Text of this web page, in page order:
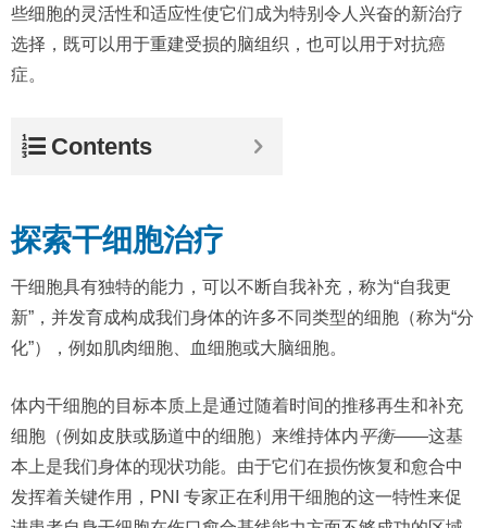
些细胞的灵活性和适应性使它们成为特别令人兴奋的新治疗
选择，既可以用于重建受损的脑组织，也可以用于对抗癌
症。
Contents
探索干细胞治疗
干细胞具有独特的能力，可以不断自我补充，称为“自我更
新”，并发育成构成我们身体的许多不同类型的细胞（称为“分
化”），例如肌肉细胞、血细胞或大脑细胞。
体内干细胞的目标本质上是通过随着时间的推移再生和补充
细胞（例如皮肤或肠道中的细胞）来维持体内平衡——这基
本上是我们身体的现状功能。由于它们在损伤恢复和愈合中
发挥着关键作用，PNI 专家正在利用干细胞的这一特性来促